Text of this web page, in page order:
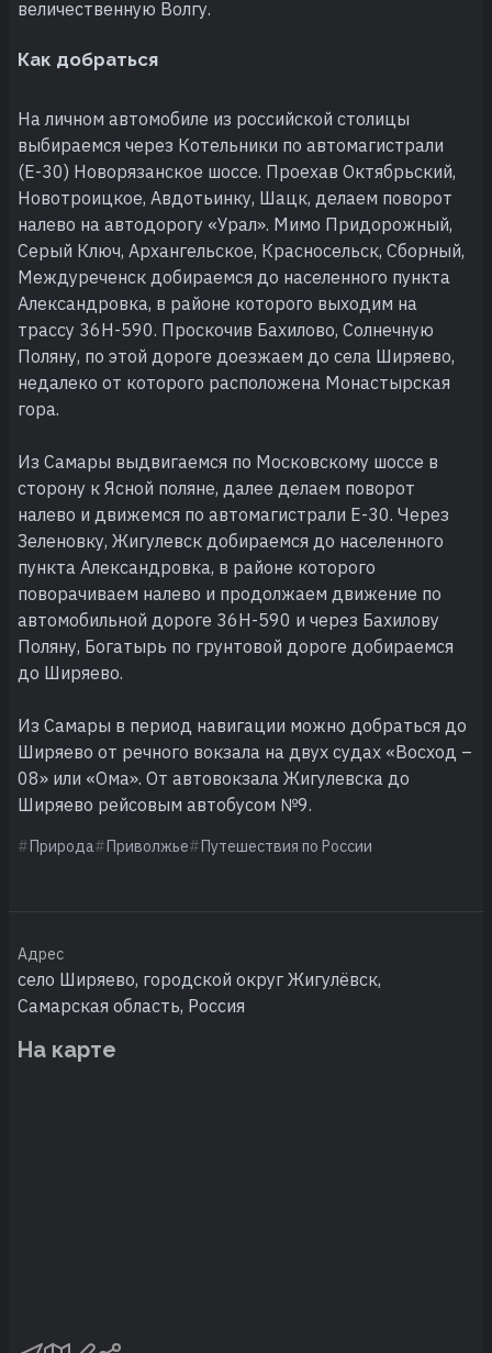
величественную Волгу.
Как добраться
На личном автомобиле из российской столицы
выбираемся через Котельники по автомагистрали
(Е-30) Новорязанское шоссе. Проехав Октябрьский,
Новотроицкое, Авдотьинку, Шацк, делаем поворот
налево на автодорогу «Урал». Мимо Придорожный,
Серый Ключ, Архангельское, Красносельск, Сборный,
Междуреченск добираемся до населенного пункта
Александровка, в районе которого выходим на
трассу 36Н-590. Проскочив Бахилово, Солнечную
Поляну, по этой дороге доезжаем до села Ширяево,
недалеко от которого расположена Монастырская
гора.
Из Самары выдвигаемся по Московскому шоссе в
сторону к Ясной поляне, далее делаем поворот
налево и движемся по автомагистрали Е-30. Через
Зеленовку, Жигулевск добираемся до населенного
пункта Александровка, в районе которого
поворачиваем налево и продолжаем движение по
автомобильной дороге 36Н-590 и через Бахилову
Поляну, Богатырь по грунтовой дороге добираемся
до Ширяево.
Из Самары в период навигации можно добраться до
Ширяево от речного вокзала на двух судах «Восход –
08» или «Ома». От автовокзала Жигулевска до
Ширяево рейсовым автобусом №9.
Природа Приволжье Путешествия по России
Адрес
село Ширяево, городской округ Жигулёвск,
Самарская область, Россия
На карте